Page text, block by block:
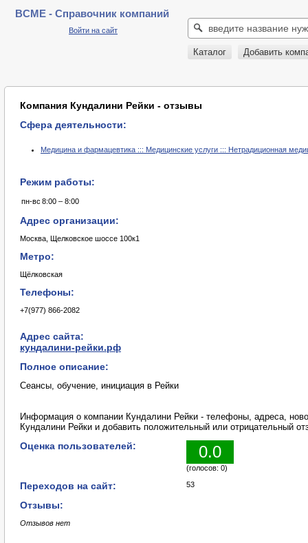
BCME - Справочник компаний
Войти на сайт
Каталог Добавить
Компания Кундалини Рейки - отзывы
Сфера деятельности:
Медицина и фармацевтика ::: Медицинские услуги ::: Нетрадиционная
Режим работы:
пн-вс 8:00 – 8:00
Адрес организации:
Москва, Щелковское шоссе 100к1
Метро:
Щёлковская
Телефоны:
+7(977) 866-2082
Адрес сайта:
кундалини-рейки.рф
Полное описание:
Сеансы, обучение, инициация в Рейки
Информация о компании Кундалини Рейки - телефоны, адреса,
Кундалини Рейки и добавить положительный или отрицательный
Оценка пользователей: 0.0
(голосов: 0)
Переходов на сайт: 53
Отзывы:
Отзывов нет